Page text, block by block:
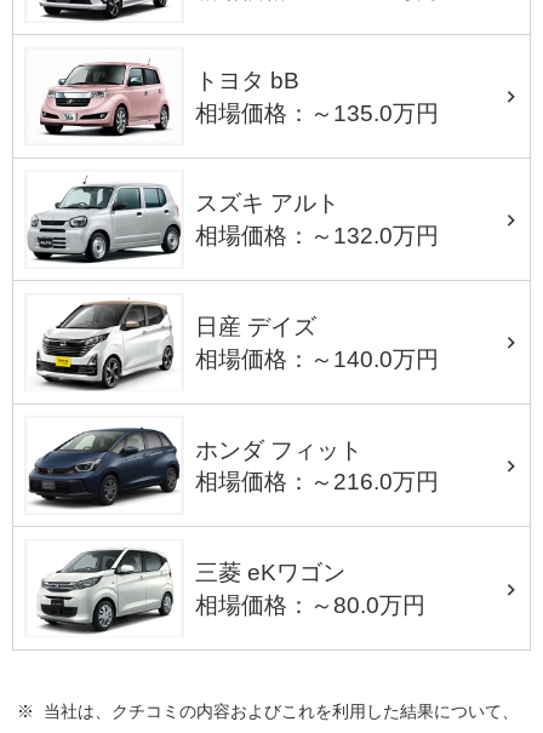
トヨタ bB
相場価格：～135.0万円
スズキ アルト
相場価格：～132.0万円
日産 デイズ
相場価格：～140.0万円
ホンダ フィット
相場価格：～216.0万円
三菱 eKワゴン
相場価格：～80.0万円
※ 当社は、クチコミの内容およびこれを利用した結果について、